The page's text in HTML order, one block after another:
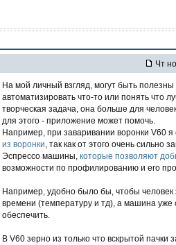
Чт
На мой личный взгляд, могут быть
автоматизировать что-то или понять что
творческая задача, она больше для
для этого - приложение может помочь.
Например, при заваривании воронки V60
из воронки , так как от этого очень сильно
Эспрессо машины, которые позволяют
возможности по профилированию и его
Например, удобно было бы, чтобы
времени (температуру и тд), а машина
обеспечить.
В V60 зерно из только что вскрытой пачки